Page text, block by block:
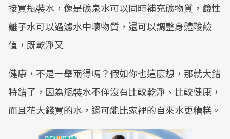
接買瓶裝水，像是礦泉水可以同時補充礦物質，鹼性
離子水可以過濾水中壞物質，還可以調整身體酸鹼
值，既乾淨又
健康，不是一舉兩得嗎？假如你也這麼想，那就大錯
特錯了，因為瓶裝水不僅沒有比較乾淨、比較健康，
而且花大錢買的水，還可能比家裡的自來水更糟糕。